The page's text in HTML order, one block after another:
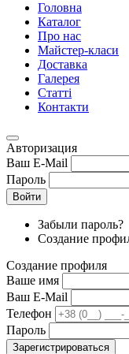
Головна
Каталог
Про нас
Майстер-класи
Доставка
Галерея
Статтi
Контакти
Авторизация
Ваш E-Mail
Пароль
Войти
Забыли пароль?
Создание
Создание профиля
Ваше имя
Ваш E-Mail
Телефон
Пароль
Зарегистрироваться